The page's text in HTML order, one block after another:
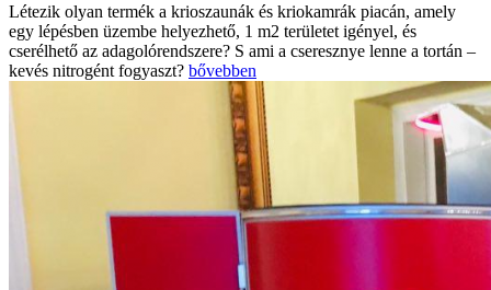
Létezik olyan termék a krioszaunák és kriokamrák piacán, amely
egy lépésben üzembe helyezhető, 1 m2 területet igényel, és
cserélhető az adagolórendszere? S ami a cseresznye lenne a tortán –
kevés nitrogént fogyaszt? bővebben